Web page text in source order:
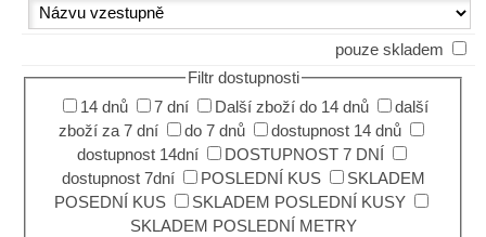
pouze skladem
Filtr dostupnosti
14 dnů
7 dní Další zboží do 14 dnů
další
zboží za 7 dní
do 7 dnů
dostupnost 14 dnů
dostupnost 14dní
DOSTUPNOST 7 DNÍ
dostupnost 7dní
POSLEDNÍ KUS
SKLADEM
POSEDNÍ KUS
SKLADEM POSLEDNÍ KUSY
SKLADEM POSLEDNÍ METRY